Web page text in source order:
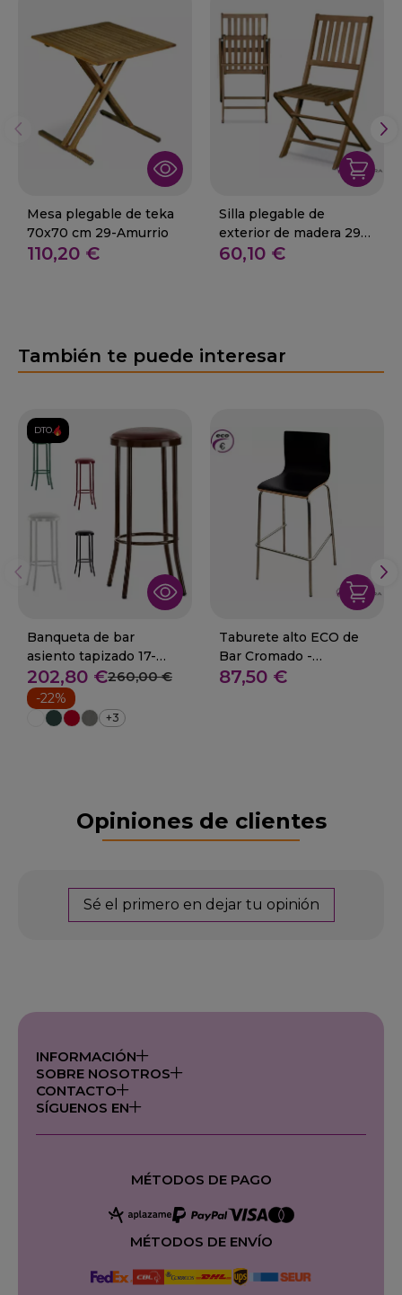
Mesa plegable de teka
70x70 cm 29-Amurrio
110,20 €
Silla plegable de
exterior de madera 29-
Xinzo
60,10 €
También te puede interesar
DTO.
Banqueta de bar
asiento tapizado 17-
Alovera
202,80 €260,00 €
-22%
+3
Taburete alto ECO de
Bar Cromado -
ABEGONDO
87,50 €
Opiniones de clientes
Sé el primero en dejar tu opinión
INFORMACIÓN
SOBRE NOSOTROS
CONTACTO
SÍGUENOS EN
MÉTODOS DE PAGO
MÉTODOS DE ENVÍO